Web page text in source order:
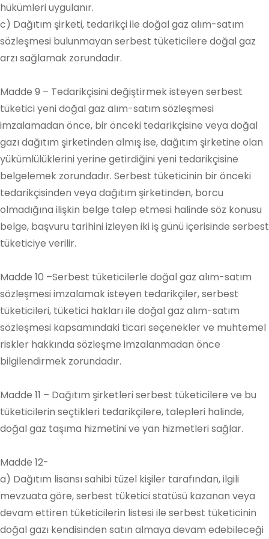
hükümleri uygulanır.
c) Dağıtım şirketi, tedarikçi ile doğal gaz alım-satım
sözleşmesi bulunmayan serbest tüketicilere doğal gaz
arzı sağlamak zorundadır.
Madde 9 – Tedarikçisini değiştirmek isteyen serbest
tüketici yeni doğal gaz alım-satım sözleşmesi
imzalamadan önce, bir önceki tedarikçisine veya doğal
gazı dağıtım şirketinden almış ise, dağıtım şirketine olan
yükümlülüklerini yerine getirdiğini yeni tedarikçisine
belgelemek zorundadır. Serbest tüketicinin bir önceki
tedarikçisinden veya dağıtım şirketinden, borcu
olmadığına ilişkin belge talep etmesi halinde söz konusu
belge, başvuru tarihini izleyen iki iş günü içerisinde serbest
tüketiciye verilir.
Madde 10 –Serbest tüketicilerle doğal gaz alım-satım
sözleşmesi imzalamak isteyen tedarikçiler, serbest
tüketicileri, tüketici hakları ile doğal gaz alım-satım
sözleşmesi kapsamındaki ticari seçenekler ve muhtemel
riskler hakkında sözleşme imzalanmadan önce
bilgilendirmek zorundadır.
Madde 11 – Dağıtım şirketleri serbest tüketicilere ve bu
tüketicilerin seçtikleri tedarikçilere, talepleri halinde,
doğal gaz taşıma hizmetini ve yan hizmetleri sağlar.
Madde 12-
a) Dağıtım lisansı sahibi tüzel kişiler tarafından, ilgili
mevzuata göre, serbest tüketici statüsü kazanan veya
devam ettiren tüketicilerin listesi ile serbest tüketicinin
doğal gazı kendisinden satın almaya devam edebileceği